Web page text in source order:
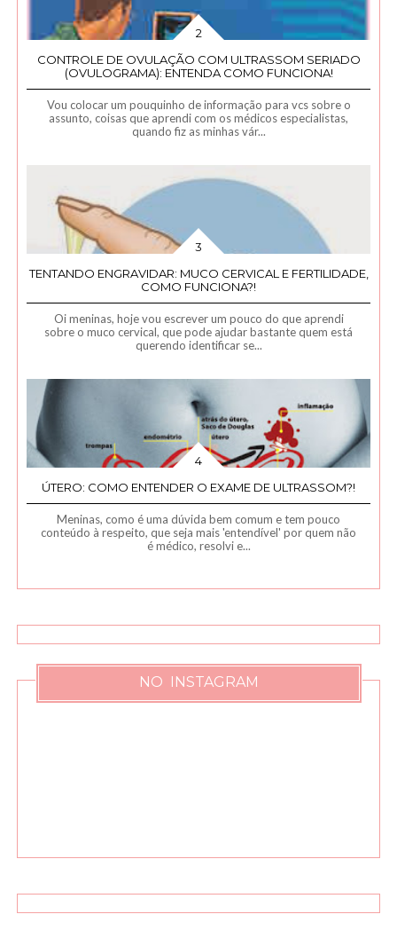
CONTROLE DE OVULAÇÃO COM ULTRASSOM SERIADO
(OVULOGRAMA): ENTENDA COMO FUNCIONA!
Vou colocar um pouquinho de informação para vcs sobre o
assunto, coisas que aprendi com os médicos especialistas,
quando fiz as minhas vár...
TENTANDO ENGRAVIDAR: MUCO CERVICAL E FERTILIDADE,
COMO FUNCIONA?!
Oi meninas, hoje vou escrever um pouco do que aprendi
sobre o muco cervical, que pode ajudar bastante quem está
querendo identificar se...
ÚTERO: COMO ENTENDER O EXAME DE ULTRASSOM?!
Meninas, como é uma dúvida bem comum e tem pouco
conteúdo à respeito, que seja mais 'entendível' por quem não
é médico, resolvi e...
NO INSTAGRAM